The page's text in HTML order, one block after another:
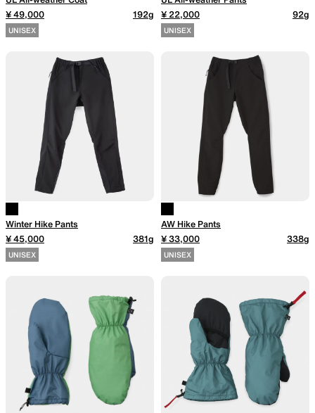
¥ 49,000
192g
UNISEX
¥ 22,000
92g
UNISEX
Winter Hike Pants
¥ 45,000
381g
UNISEX
AW Hike Pants
¥ 33,000
338g
UNISEX